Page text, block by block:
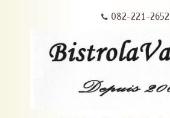
082-221-2652